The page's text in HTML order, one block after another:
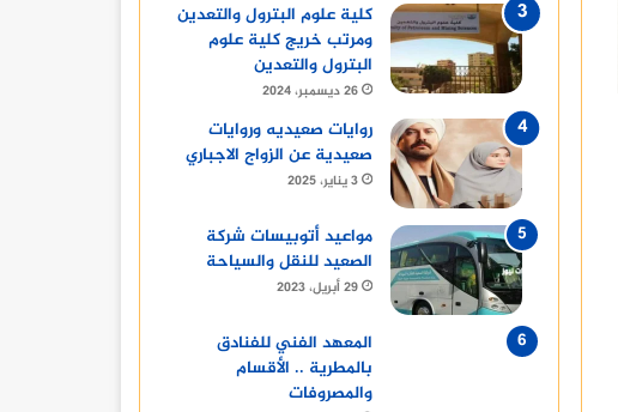
كلية علوم البترول والتعدين
ومرتب خريج كلية علوم
البترول والتعدين
26 ديسمبر، 2024
روايات صعيديه وروايات
صعيدية عن الزواج الاجباري
3 يناير، 2025
مواعيد أتوبيسات شركة
الصعيد للنقل والسياحة
29 أبريل، 2023
المعهد الفني للفنادق
بالمطرية .. الأقسام
والمصروفات